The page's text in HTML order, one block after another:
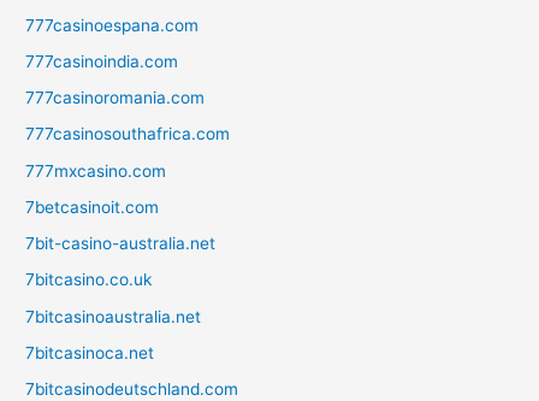
777casinoespana.com
777casinoindia.com
777casinoromania.com
777casinosouthafrica.com
777mxcasino.com
7betcasinoit.com
7bit-casino-australia.net
7bitcasino.co.uk
7bitcasinoaustralia.net
7bitcasinoca.net
7bitcasinodeutschland.com